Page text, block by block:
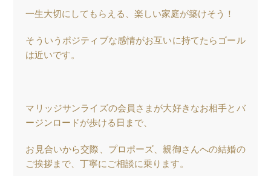
一生大切にしてもらえる、楽しい家庭が築けそう！
そういうポジティブな感情がお互いに持てたらゴール
は近いです。
マリッジサンライズの会員さまが大好きなお相手とバ
ージンロードが歩ける日まで、
お見合いから交際、プロポーズ、親御さんへの結婚の
ご挨拶まで、丁寧にご相談に乗ります。